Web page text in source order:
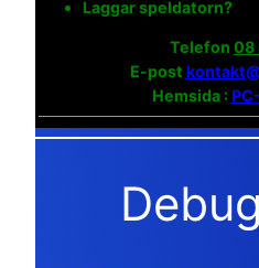
Laggar speldatorn?
Telefon 08
E-post
Hemsida :